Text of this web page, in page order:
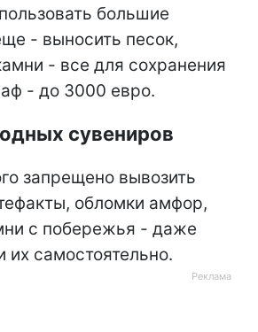
большие
- выносить песок,
- все для сохранения
- до 3000 евро.
сувениров
запрещено вывозить
обломки амфор,
с побережья - даже
самостоятельно.